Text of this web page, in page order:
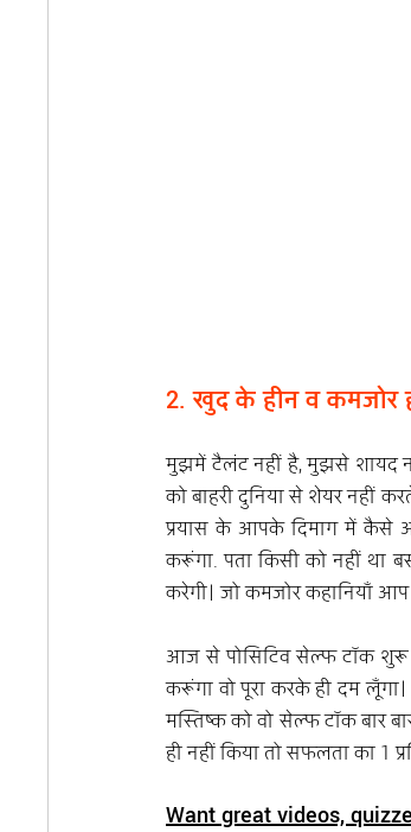
2. खुद के हीन व कमजोर
मुझमें टैलंट नहीं है, मुझसे शायद
को बाहरी दुनिया से शेयर नहीं
प्रयास के आपके दिमाग में कैसे
करूंगा. पता किसी को नहीं था
करेगी। जो कमजोर कहानियाँ
आज से पोसिटिव सेल्फ टॉक
करूंगा वो पूरा करके ही दम
मस्तिष्क को वो सेल्फ टॉक बार
ही नहीं किया तो सफलता का 1
Want great videos,